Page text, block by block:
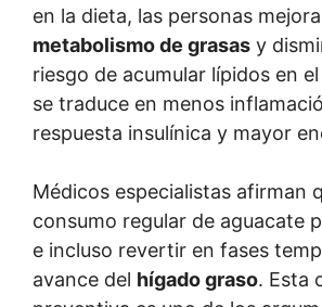
en la dieta, las personas
metabolismo de grasas y
riesgo de acumular lípidos en
se traduce en menos
respuesta insulínica y mayor
Médicos especialistas afirman
consumo regular de aguacate
e incluso revertir en fases
avance del hígado graso. Esta